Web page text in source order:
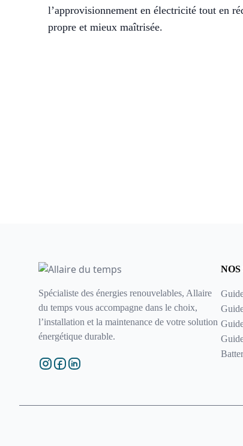
l’approvisionnement en électricité tout en
propre et mieux maîtrisée.
Spécialiste des énergies renouvelables, Allaire
du temps vous accompagne dans le choix,
l’installation et la maintenance de votre solution
énergétique durable.